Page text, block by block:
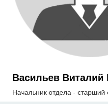
Васильев Виталий
Начальник отдела - старший